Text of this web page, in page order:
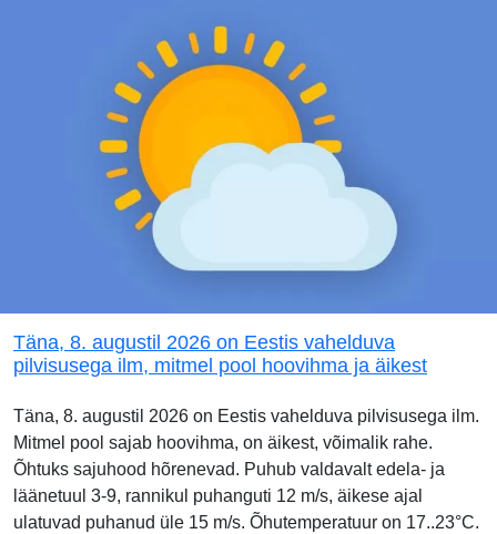
Täna, 8. augustil 2026 on Eestis vahelduva
pilvisusega ilm, mitmel pool hoovihma ja äikest
Täna, 8. augustil 2026 on Eestis vahelduva pilvisusega ilm.
Mitmel pool sajab hoovihma, on äikest, võimalik rahe.
Õhtuks sajuhood hõrenevad. Puhub valdavalt edela- ja
läänetuul 3-9, rannikul puhanguti 12 m/s, äikese ajal
ulatuvad puhanud üle 15 m/s. Õhutemperatuur on 17..23°C.